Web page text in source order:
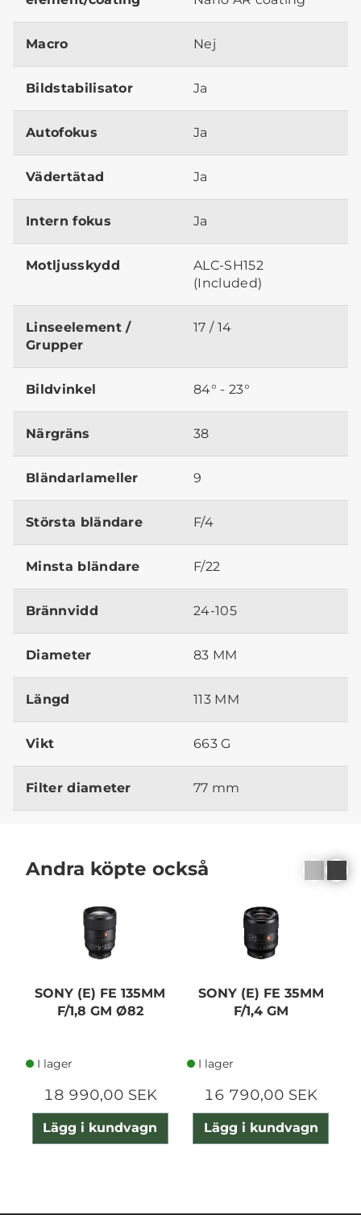
Macro Nej
Bildstabilisator Ja
Autofokus Ja
Vädertätad Ja
Intern fokus Ja
Motljusskydd
ALC-SH152
(Included)
Linseelement /
Grupper
17 / 14
Bildvinkel 84° - 23°
Närgräns 38
Bländarlameller 9
Största bländare F/4
Minsta bländare F/22
Brännvidd 24-105
Diameter 83 MM
Längd 113 MM
Vikt 663 G
Filter diameter 77 mm
Andra köpte också
SONY (E) FE 135MM
F/1,8 GM Ø82
I lager
18 990,00 SEK
Lägg i kundvagn
SONY (E) FE 35MM
F/1,4 GM
I lager
16 790,00 SEK
Lägg i kundvagn